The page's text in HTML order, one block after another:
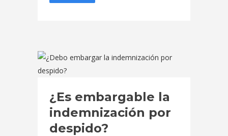
¿Es embargable la
indemnización por
despido?